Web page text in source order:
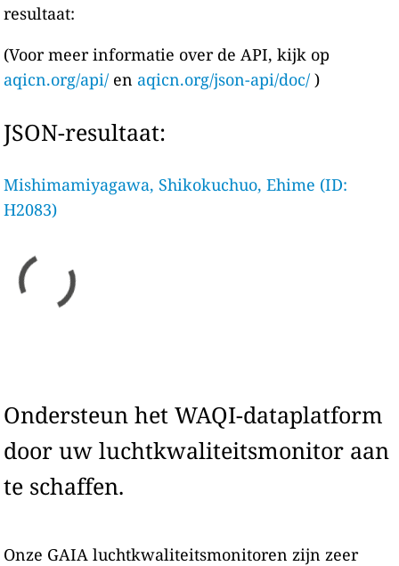
resultaat:
(Voor meer informatie over de API, kijk op
aqicn.org/api/ en aqicn.org/json-api/doc/ )
JSON-resultaat:
Mishimamiyagawa, Shikokuchuo, Ehime (ID:
H2083)
Ondersteun het WAQI-dataplatform
door uw luchtkwaliteitsmonitor aan
te schaffen.
Onze GAIA luchtkwaliteitsmonitoren zijn zeer